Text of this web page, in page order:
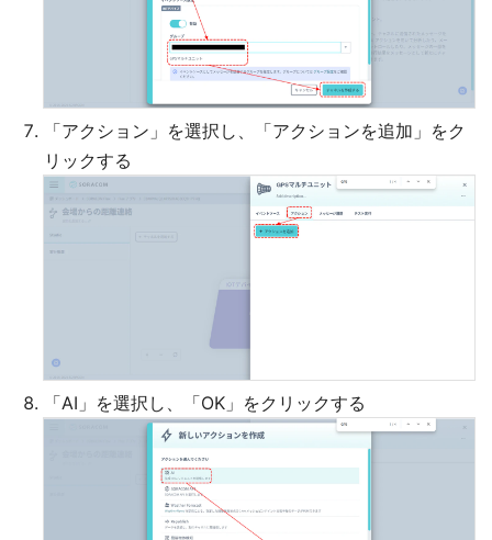
「アクション」を選択し、「アクションを追加」をク
リックする
「AI」を選択し、「OK」をクリックする